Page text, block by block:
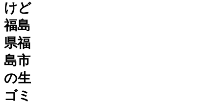
けど
福島
県福
島市
の生
ゴミ